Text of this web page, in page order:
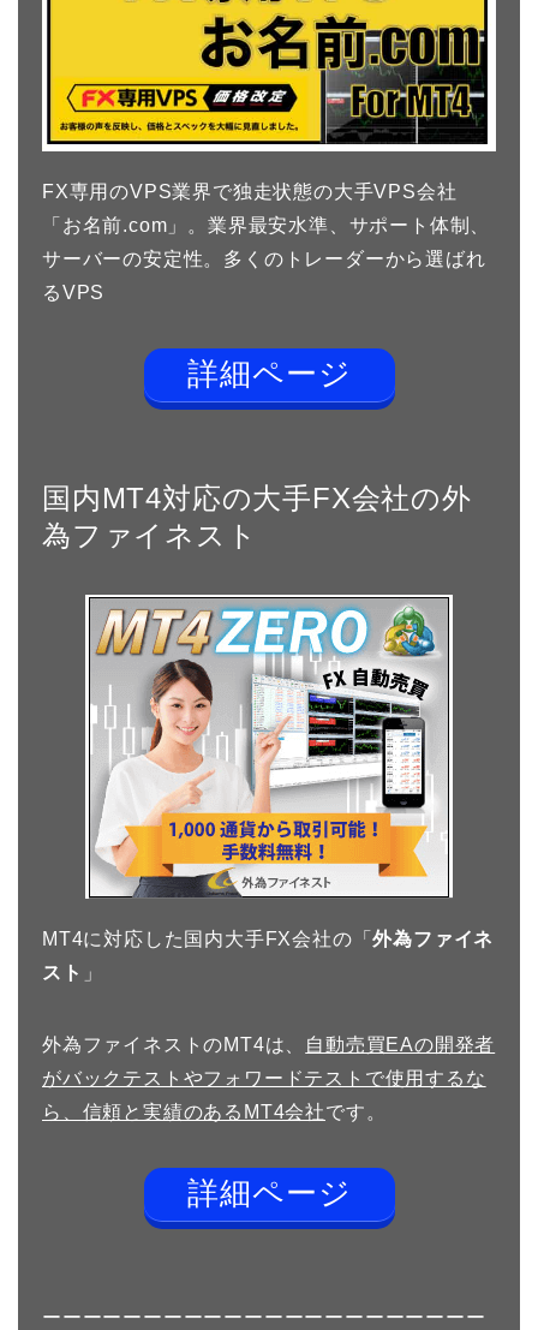
FX専用のVPS業界で独走状態の大手VPS会社
「お名前.com」。業界最安水準、サポート体制、
サーバーの安定性。多くのトレーダーから選ばれ
るVPS
詳細ページ
国内MT4対応の大手FX会社の外
為ファイネスト
MT4に対応した国内大手FX会社の「外為ファイネ
スト 」
外為ファイネストのMT4は、
自動売買EAの開発者
がバックテストやフォワードテストで使用するな
ら、信頼と実績のあるMT4会社です。
詳細ページ
ーーーーーーーーーーーーーーーーーーーーーー